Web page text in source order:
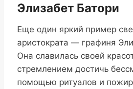
Элизабет Батори
Еще один яркий пример
аристократа — графиня
Она славилась своей
стремлением достичь
помощью ритуалов и